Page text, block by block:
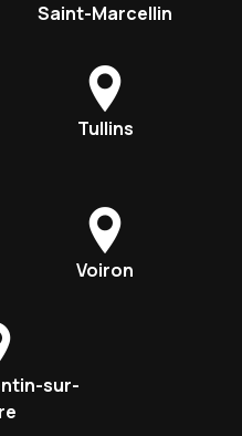
Saint-Marcellin
Tullins
Voiron
sur-